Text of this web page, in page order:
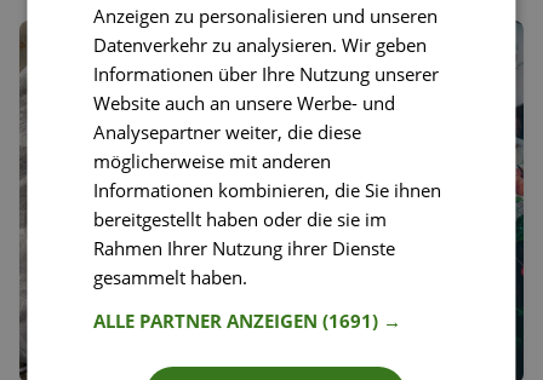
Anzeigen zu personalisieren und unseren
Datenverkehr zu analysieren. Wir geben
Informationen über Ihre Nutzung unserer
Website auch an unsere Werbe- und
Analysepartner weiter, die diese
möglicherweise mit anderen
Informationen kombinieren, die Sie ihnen
bereitgestellt haben oder die sie im
Rahmen Ihrer Nutzung ihrer Dienste
gesammelt haben.
ALLE PARTNER ANZEIGEN(1691) →